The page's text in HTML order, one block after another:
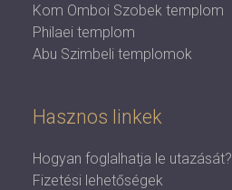
Kom Omboi Szobek templom
Philaei templom
Abu Szimbeli templomok
Hasznos linkek
Hogyan foglalhatja le utazását?
Fizetési lehetőségek